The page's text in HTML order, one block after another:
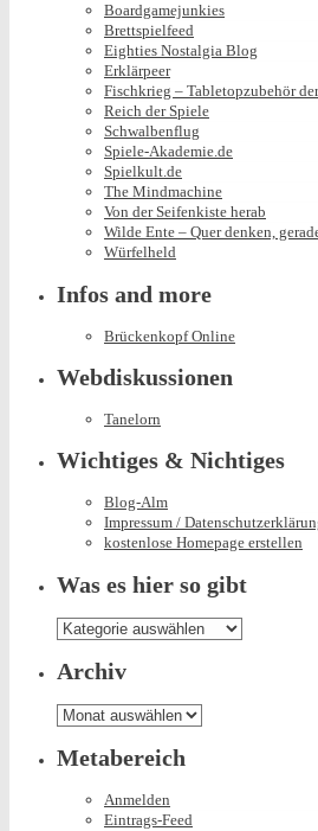
Boardgamejunkies
Brettspielfeed
Eighties Nostalgia Blog
Erklärpeer
Fischkrieg – Tabletopzubehör
Reich der Spiele
Schwalbenflug
Spiele-Akademie.de
Spielkult.de
The Mindmachine
Von der Seifenkiste herab
Wilde Ente – Quer denken,
Würfelheld
Infos and more
Brückenkopf Online
Webdiskussionen
Tanelorn
Wichtiges & Nichtiges
Blog-Alm
Impressum /
kostenlose Homepage erstellen
Was es hier so gibt
Was
es
hier
so
gibt
Archiv
Archiv
Metabereich
Anmelden
Eintrags-Feed